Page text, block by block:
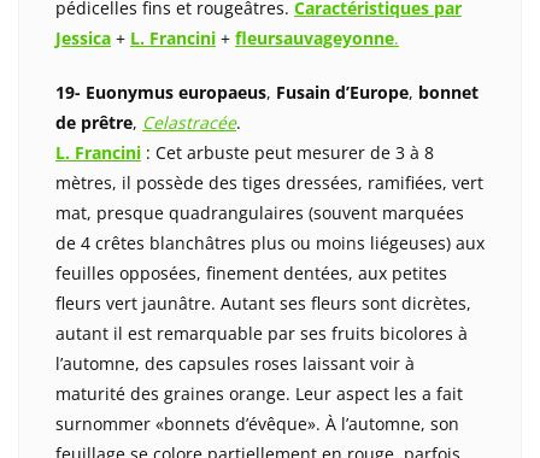
pédicelles fins et rougeâtres. Caractéristiques par
Jessica + L. Francini + fleursauvageyonne.
19- Euonymus europaeus, Fusain d’Europe, bonnet
de prêtre, Celastracée.
L. Francini : Cet arbuste peut mesurer de 3 à 8
mètres, il possède des tiges dressées, ramifiées, vert
mat, presque quadrangulaires (souvent marquées
de 4 crêtes blanchâtres plus ou moins liégeuses) aux
feuilles opposées, finement dentées, aux petites
fleurs vert jaunâtre. Autant ses fleurs sont dicrètes,
autant il est remarquable par ses fruits bicolores à
l’automne, des capsules roses laissant voir à
maturité des graines orange. Leur aspect les a fait
surnommer «bonnets d’évêque». À l’automne, son